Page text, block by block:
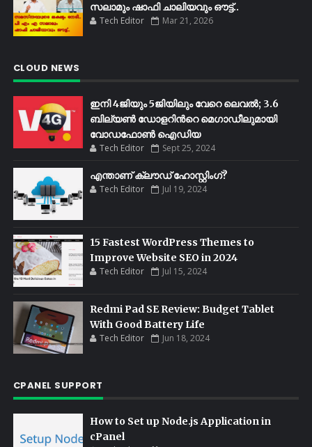
സലാമും ഷാഫി ചാലിയവും ഔട്ട്..
Tech Editor Mar 21, 2026
CLOUD NEWS
ഇനി 4ജിയും 5ജിയിലും വേറെ ലെവൽ; 3.6
ബില്യണ്‍ ഡോളറിന്‍റെ മെഗാഡീലുമായി
വോഡഫോണ്‍ ഐഡിയ
Tech Editor Sept 25, 2024
എന്താണ് ക്ലൗഡ് ഹോസ്റ്റിംഗ്?
Tech Editor Jul 19, 2024
15 Fastest WordPress Themes to
Improve Website SEO in 2024
Tech Editor Jul 15, 2024
Redmi Pad SE Review: Budget Tablet
With Good Battery Life
Tech Editor Jun 18, 2024
CPANEL SUPPORT
How to Set up Node.js Application in
cPanel